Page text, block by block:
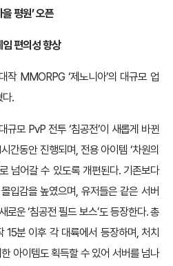
평원’ 오픈
편의성 향상
작 MMORPG ‘제노니아’의 대규모 업
다.
규모 PvP 전투 ‘침공전’이 새롭게 바뀐
간동안 진행되며, 전용 아이템 ‘차원의
넘어갈 수 있도록 개편된다. 기존보다
입감을 높였으며, 유저들은 같은 서버
로운 ‘침공전 필드 보스’도 등장한다. 총
분 이후 각 대륙에서 등장하며, 처치
아이템도 획득할 수 있어 서버를 넘나